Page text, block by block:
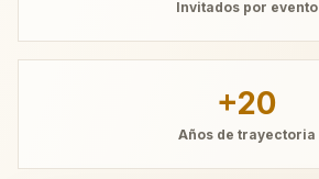
Invitados por evento
+20
Años de trayectoria